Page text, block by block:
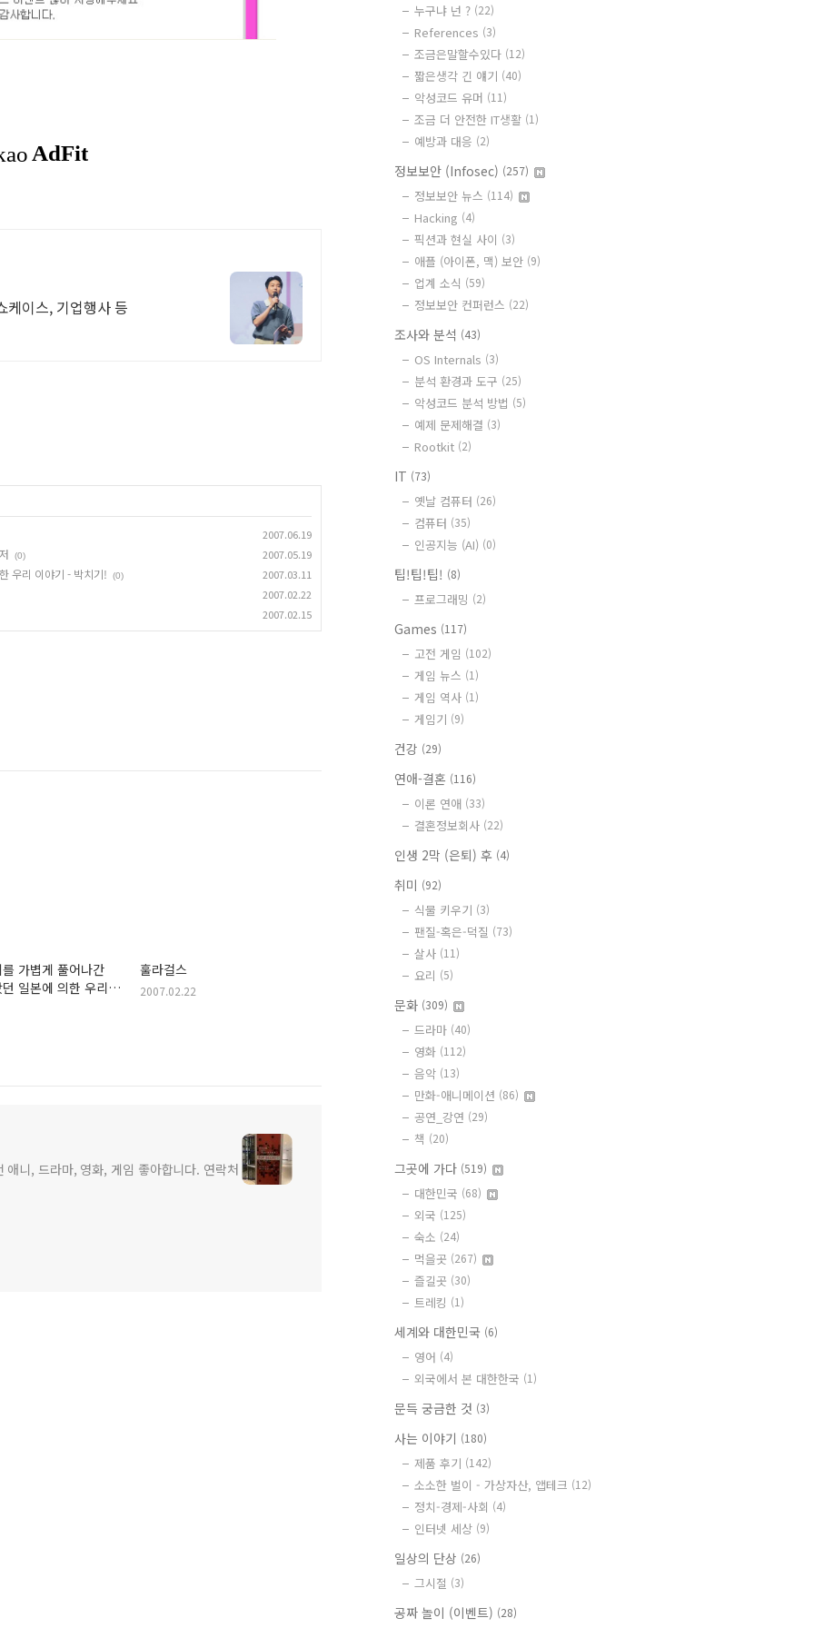
케이스, 기업행사 등
2007.06.19
(0) 2007.05.19
우리 이야기 - 박치기! (0)
2007.03.11
2007.02.22
2007.02.15
가볍게 풀어나간
일본에 의한 우리
훌라걸스
2007.02.22
니, 드라마, 영화, 게임 좋아합니다. 연락처
누구냐 넌 ? (22)
References (3)
조금은말할수있다 (12)
짧은생각 긴 얘기 (40)
악성코드 유머 (11)
조금 더 안전한 IT생활 (1)
예방과 대응 (2)
정보보안 (Infosec) (257)
정보보안 뉴스 (114)
Hacking (4)
픽션과 현실 사이 (3)
애플 (아이폰, 맥) 보안 (9)
업계 소식 (59)
정보보안 컨퍼런스 (22)
조사와 분석 (43)
OS Internals (3)
분석 환경과 도구 (25)
악성코드 분석 방법 (5)
예제 문제해결 (3)
Rootkit (2)
IT (73)
옛날 컴퓨터 (26)
컴퓨터 (35)
인공지능 (AI) (0)
팁!팁!팁! (8)
프로그래밍 (2)
Games (117)
고전 게임 (102)
게임 뉴스 (1)
게임 역사 (1)
게임기 (9)
건강 (29)
연애-결혼 (116)
이론 연애 (33)
결혼정보회사 (22)
인생 2막 (은퇴) 후 (4)
취미 (92)
식물 키우기 (3)
팬질-혹은-덕질 (73)
살사 (11)
요리 (5)
문화 (309)
드라마 (40)
영화 (112)
음악 (13)
만화-애니메이션 (86)
공연_강연 (29)
책 (20)
그곳에 가다 (519)
대한민국 (68)
외국 (125)
숙소 (24)
먹을곳 (267)
즐길곳 (30)
트레킹 (1)
세계와 대한민국 (6)
영어 (4)
외국에서 본 대한한국 (1)
문득 궁금한 것 (3)
사는 이야기 (180)
제품 후기 (142)
소소한 벌이 - 가상자산, 앱테크 (12)
정치-경제-사회 (4)
인터넷 세상 (9)
일상의 단상 (26)
그시절 (3)
공짜 놀이 (이벤트) (28)